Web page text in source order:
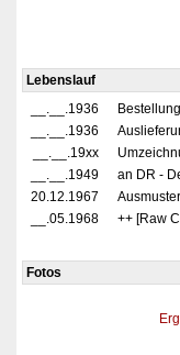
Lebenslauf
__.__.1936
__.__.1936
__.__.19xx
__.__.1949
an DR -
20.12.1967
__.05.1968
++ [Raw
Fotos